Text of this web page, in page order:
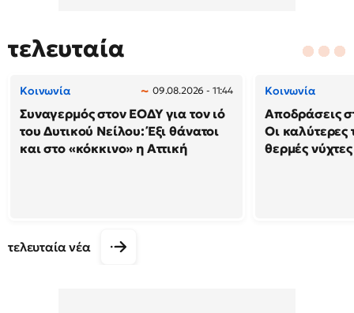
τελευταία
Κοινωνία 09.08.2026 - 11:44
Συναγερμός στον ΕΟΔΥ για τον ιό
του Δυτικού Νείλου: Έξι θάνατοι
και στο «κόκκινο» η Αττική
Κοινωνία
Αποδράσεις
Οι καλύτερες
θερμές
τελευταία νέα